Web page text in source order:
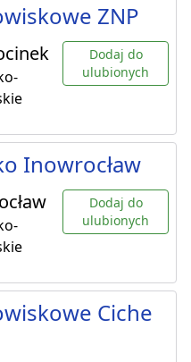
ZNP
Dodaj do
ulubionych
Inowrocław
Dodaj do
ulubionych
Ciche